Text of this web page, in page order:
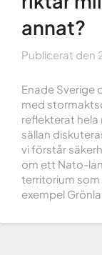
annat?
Publicerat den
Enade Sverige
med
reflekterat
sällan
vi förstår
om ett Nato-
territorium
exempel